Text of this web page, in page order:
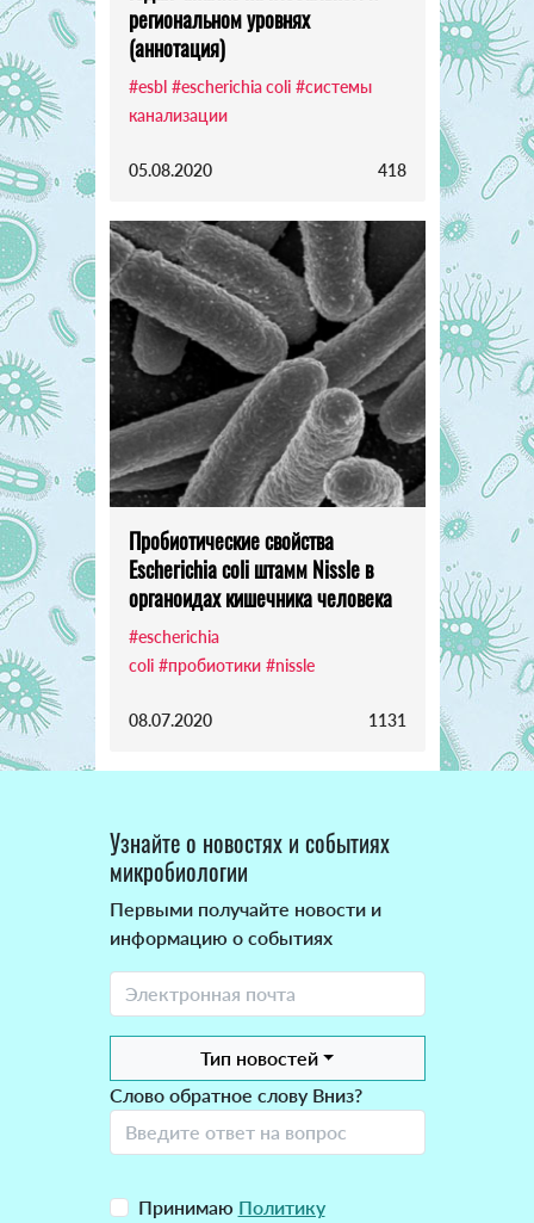
региональном уровнях
(аннотация)
#esbl #escherichia coli #системы
канализации
05.08.2020 418
Пробиотические свойства
Escherichia coli штамм Nissle в
органоидах кишечника человека
#escherichia
coli #пробиотики #nissle
08.07.2020 1131
Узнайте о новостях и событиях
микробиологии
Первыми получайте новости и
информацию о событиях
Тип новостей
Слово обратное слову Вниз?
Принимаю Политику